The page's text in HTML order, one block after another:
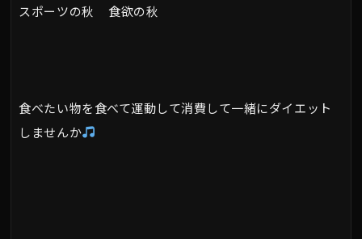
スポーツの秋 食欲の秋
食べたい物を食べて運動して消費して一緒にダイエット
しませんか